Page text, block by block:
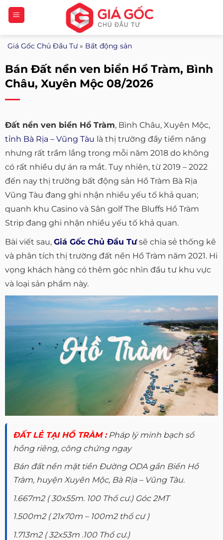
Bỏ
qua
nội
dung
Giá Gốc Chủ Đầu Tư» Bất động sản
Bán Đất nền ven biển Hồ Tràm, Bình
Châu, Xuyên Mộc 08/2026
Đất nền ven biển Hồ Tràm, Bình Châu, Xuyên Mộc,
tỉnh Bà Rịa – Vũng Tàu là thị trường đầy tiềm năng
nhưng rất trầm lắng trong mỗi năm 2018 do không
có rất nhiều dự án ra mắt. Tuy nhiên, từ 2019 – 2022
đến nay thị trường bất động sản Hồ Tràm Bà Rịa
Vũng Tàu đang ghi nhận nhiều yếu tố khả quan;
quanh khu Casino và Sân golf The Bluffs Hồ Tràm
Strip đang ghi nhận nhiều yếu tố khả quan.
Bài viết sau, Giá Gốc Chủ Đầu Tưsẽ chia sẻ thống kê
và phân tích thị trường đất nền Hồ Tràm năm 2021. Hi
vọng khách hàng có thêm góc nhìn đầu tư khu vực
và loại sản phẩm này.
ĐẤT LẺ TẠI HỒ TRÀM : Pháp lý minh bạch sổ
hồng riêng, công chứng ngay
Bán đất nền mặt tiền Đường ODA gần Biển Hồ
Tràm, huyện Xuyên Mộc, Bà Rịa – Vũng Tàu.
1.667m2 ( 30x55m. 100 Thổ cư.) Góc 2MT
1.500m2 ( 21x70m – 100m2 thổ cư )
1.713m2 ( 32x53m .100 Thổ cư.)